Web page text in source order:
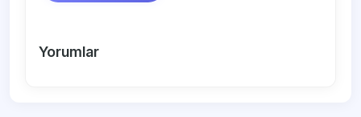
Yorumlar